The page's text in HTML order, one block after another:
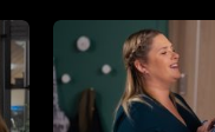
3301-3400
3201-3300